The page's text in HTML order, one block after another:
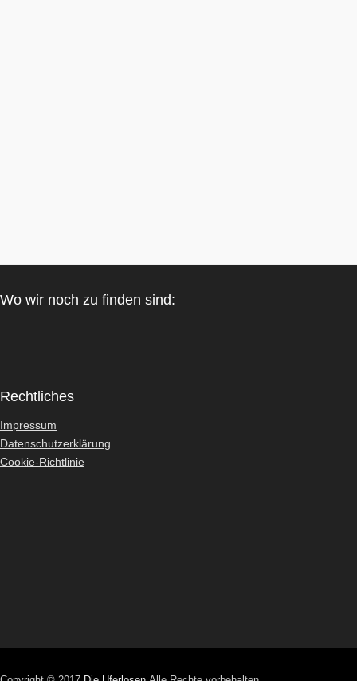
Wo wir noch zu finden sind:
Rechtliches
Impressum
Datenschutzerklärung
Cookie-Richtlinie